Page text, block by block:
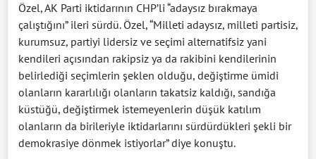
Özel, AK Parti iktidarının CHP’li “adaysız bırakmaya
çalıştığını” ileri sürdü. Özel, “Milleti adaysız, milleti partisiz,
kurumsuz, partiyi lidersiz ve seçimi alternatifsiz yani
kendileri açısından rakipsiz ya da rakibini kendilerinin
belirlediği seçimlerin şeklen olduğu, değiştirme ümidi
olanların kararlılığı olanların takatsiz kaldığı, sandığa
küstüğü, değiştirmek istemeyenlerin düşük katılım
olanların da birileriyle iktidarlarını sürdürdükleri şekli bir
demokrasiye dönmek istiyorlar” diye konuştu.